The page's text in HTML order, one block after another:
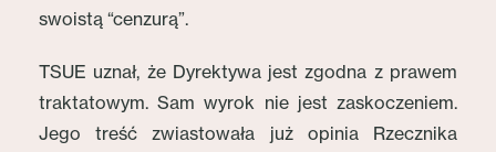
swoistą “cenzurą”.
TSUE uznał, że Dyrektywa jest zgodna z prawem
traktatowym. Sam wyrok nie jest zaskoczeniem.
Jego treść zwiastowała już opinia Rzecznika